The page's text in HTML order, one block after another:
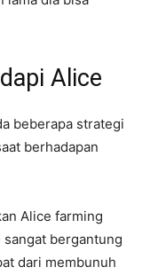
Alice
beberapa strategi
berhadapan
Alice farming
bergantung
dari membunuh